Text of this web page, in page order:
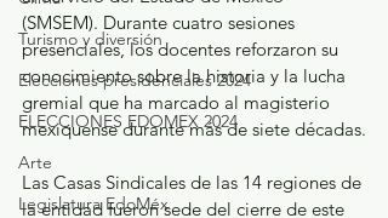
Turismo y diversión
Elecciones presidenciales 2024
ELECCIONES EDOMEX 2024
Arte
Legislatura EdoMéx
(SMSEM). Durante cuatro sesiones
presenciales, los docentes reforzaron su
conocimiento sobre la historia y la lucha
gremial que ha marcado al magisterio
mexiquense durante más de siete décadas.
Las Casas Sindicales de las 14 regiones de
la entidad fueron sede del cierre de este